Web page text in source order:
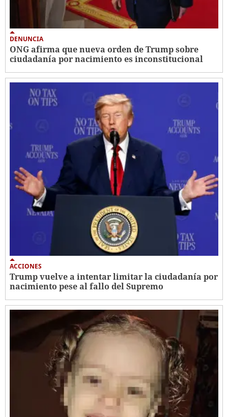
DENUNCIA
ONG afirma que nueva orden de Trump sobre
ciudadanía por nacimiento es inconstitucional
ACCIONES
Trump vuelve a intentar limitar la ciudadanía por
nacimiento pese al fallo del Supremo